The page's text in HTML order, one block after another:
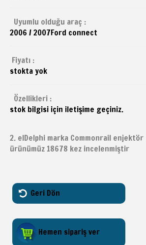
Uyumlu olduğu araç :
2006 / 2007Ford connect
Fiyatı :
stokta yok
Özellikleri :
stok bilgisi için iletişime geçiniz.
2. elDelphi marka Commonrail enjektör
ürünümüz 18678 kez incelenmiştir
Geri Dön
Hemen sipariş ver